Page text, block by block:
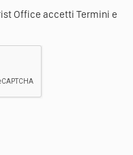
Office accetti Termini e